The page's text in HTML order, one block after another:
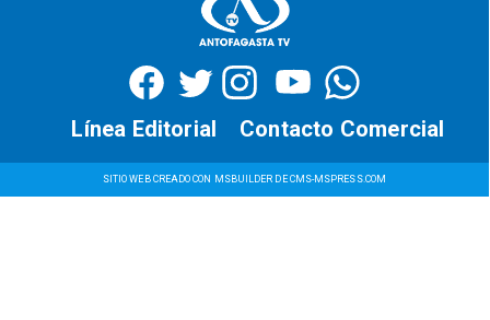
SITIO WEB CREADO CON MSBUILDER DE CMS-MSPRESS.COM
Contacto Comercial
Línea Editorial